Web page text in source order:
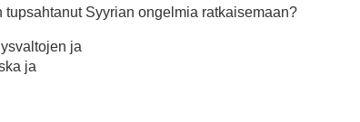
Syyrian ongelmia ratkaisemaan?
ja
ja